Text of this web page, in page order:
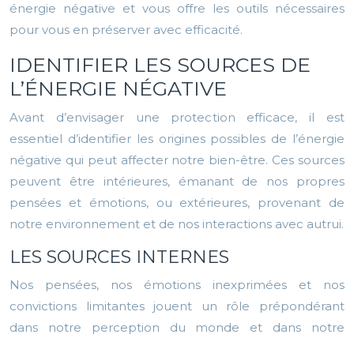
énergie négative et vous offre les outils nécessaires
pour vous en préserver avec efficacité.
IDENTIFIER LES SOURCES DE
L’ÉNERGIE NÉGATIVE
Avant d’envisager une protection efficace, il est
essentiel d’identifier les origines possibles de l’énergie
négative qui peut affecter notre bien-être. Ces sources
peuvent être intérieures, émanant de nos propres
pensées et émotions, ou extérieures, provenant de
notre environnement et de nos interactions avec autrui.
LES SOURCES INTERNES
Nos pensées, nos émotions inexprimées et nos
convictions limitantes jouent un rôle prépondérant
dans notre perception du monde et dans notre